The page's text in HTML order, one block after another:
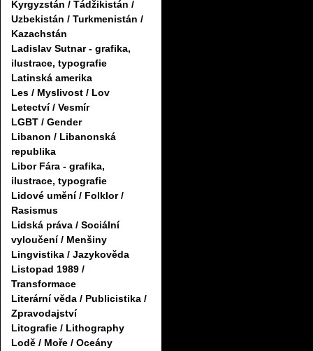
Kyrgyzstán / Tádžikistán /
Uzbekistán / Turkmenistán /
Kazachstán
Ladislav Sutnar - grafika,
ilustrace, typografie
Latinská amerika
Les / Myslivost / Lov
Letectví / Vesmír
LGBT / Gender
Libanon / Libanonská
republika
Libor Fára - grafika,
ilustrace, typografie
Lidové umění / Folklor /
Rasismus
Lidská práva / Sociální
vyloučení / Menšiny
Lingvistika / Jazykověda
Listopad 1989 /
Transformace
Literární věda / Publicistika /
Zpravodajství
Litografie / Lithography
Lodě / Moře / Oceány